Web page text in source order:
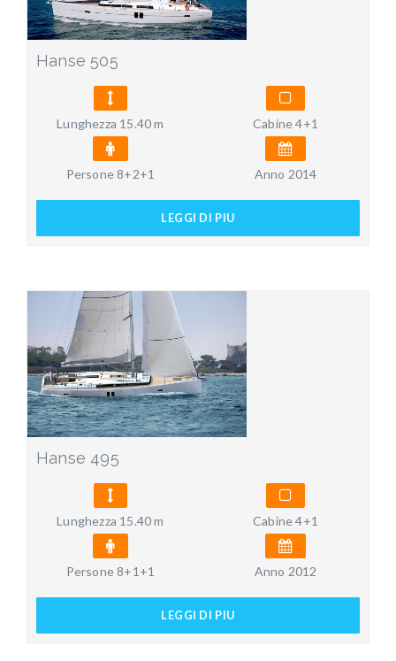
Hanse 505
Lunghezza 15.40 m Cabine 4+1
Persone 8+2+1 Anno 2014
LEGGI DI PIU
Hanse 495
Lunghezza 15.40 m Cabine 4+1
Persone 8+1+1 Anno 2012
LEGGI DI PIU